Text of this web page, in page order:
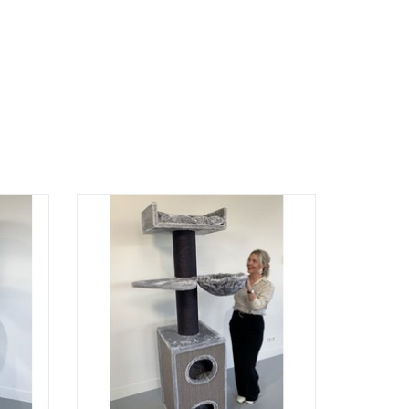
Maine Coon Comfort Box Blackline Light
Grey (RHR0458)
TOEVOEGEN AAN WINKELWAGEN